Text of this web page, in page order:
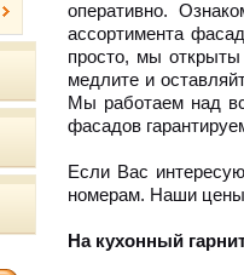
оперативно.
ассортимента
просто, мы
медлите и
Мы работаем над
фасадов
Если Вас
номерам. Наши
На кухонный